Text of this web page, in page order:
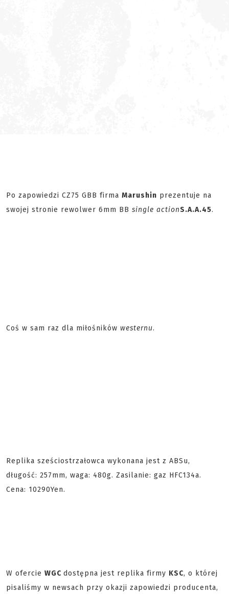
Po zapowiedzi CZ75 GBB firma Marushin prezentuje na
swojej stronie rewolwer 6mm BB single actionS.A.A.45.
Coś w sam raz dla miłośników westernu.
Replika sześciostrzałowca wykonana jest z ABSu,
długość: 257mm, waga: 480g. Zasilanie: gaz HFC134a.
Cena: 10290Yen.
W ofercie WGC dostępna jest replika firmy KSC, o której
pisaliśmy w newsach przy okazji zapowiedzi producenta,